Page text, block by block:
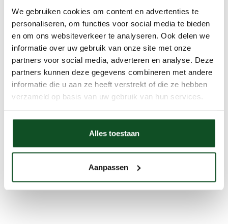
We gebruiken cookies om content en advertenties te
personaliseren, om functies voor social media te bieden
en om ons websiteverkeer te analyseren. Ook delen we
informatie over uw gebruik van onze site met onze
partners voor social media, adverteren en analyse. Deze
partners kunnen deze gegevens combineren met andere
informatie die u aan ze heeft verstrekt of die ze hebben
verzameld op basis van uw gebruik van hun services.
Alles toestaan
Aanpassen